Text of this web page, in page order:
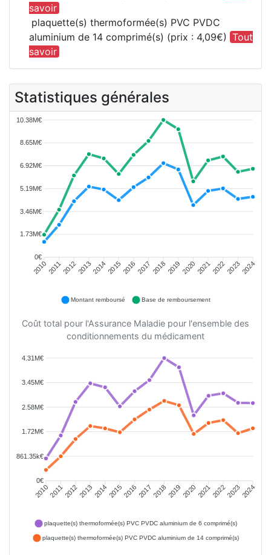
savoir
plaquette(s) thermoformée(s) PVC PVDC
aluminium de 14 comprimé(s) (prix : 4,09€) Tout
savoir
Statistiques générales
10.38M€
8.65M€
6.92M€
5.19M€
3.46M€
1.73M€
0€
20102011201220132014201520162017 2018201920202021202220232024
Montant remboursé Base de remboursement
Coût total pour l'Assurance Maladie pour l'ensemble des
conditionnements du médicament
4.31M€
3.45M€
2.58M€
1.72M€
861.35k€
0€
201020112012201320142015201620172018201920202021202220232024
plaquette(s) thermoformée(s) PVC PVDC aluminium de 6 comprimé(s)
plaquette(s) thermoformée(s) PVC PVDC aluminium de 14 comprimé(s)